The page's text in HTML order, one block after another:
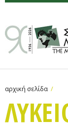
αρχική σελίδα